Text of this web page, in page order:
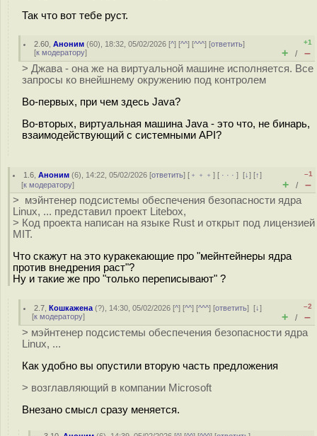
Так что вот тебе руст.
2.60 ,Аноним (60), 18:32, 05/02/2026 [^] [^^] [^^^] [ответить]
[к модератору]
+1
+ / –
> Джава - она же на виртуальной машине исполняется. Все
запросы ко внейшнему окружению под контролем
Во-первых, при чем здесь Java?
Во-вторых, виртуальная машина Java - это что, не бинарь,
взаимодействующий с системными API?
1.6 ,Аноним (6), 14:22, 05/02/2026 [ответить] [ ﹢﹢﹢] [ · · ·][↓] [↑]
[к модератору]
–1
+ / –
> мэйнтенер подсистемы обеспечения безопасности ядра
Linux, ... представил проект Litebox,
> Код проекта написан на языке Rust и открыт под лицензией
MIT.
Что скажут на это куракекающие про "мейнтейнеры ядра
против внедрения раст"?
Ну и такие же про "только переписывают" ?
2.7 ,Кошкажена (?), 14:30, 05/02/2026 [^] [^^] [^^^] [ответить][↓]
[к модератору]
–2
+ / –
> мэйнтенер подсистемы обеспечения безопасности ядра
Linux, ...
Как удобно вы опустили вторую часть предложения
> возглавляющий в компании Microsoft
Внезано смысл сразу меняется.